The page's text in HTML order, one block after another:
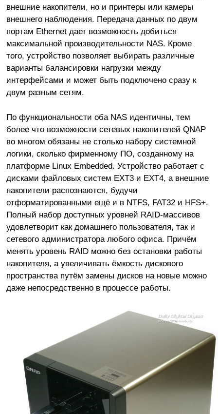
внешние накопители, но и принтеры или камеры
внешнего наблюдения. Передача данных по двум
портам Ethernet дает возможность добиться
максимальной производительности NAS. Кроме
того, устройство позволяет выбирать различные
варианты балансировки нагрузки между
интерфейсами и может быть подключено сразу к
двум разным сетям.
По функциональности оба NAS идентичны, тем
более что возможности сетевых накопителей QNAP
во многом обязаны не столько набору системной
логики, сколько фирменному ПО, созданному на
платформе Linux Embedded. Устройство работает с
дисками файловых систем EXT3 и EXT4, а внешние
накопители распознаются, будучи
отформатированными ещё и в NTFS, FAT32 и HFS+.
Полный набор доступных уровней RAID-массивов
удовлетворит как домашнего пользователя, так и
сетевого администратора любого офиса. Причём
менять уровень RAID можно без остановки работы
накопителя, а увеличивать ёмкость дискового
пространства путём замены дисков на новые можно
даже непосредственно в процессе работы.